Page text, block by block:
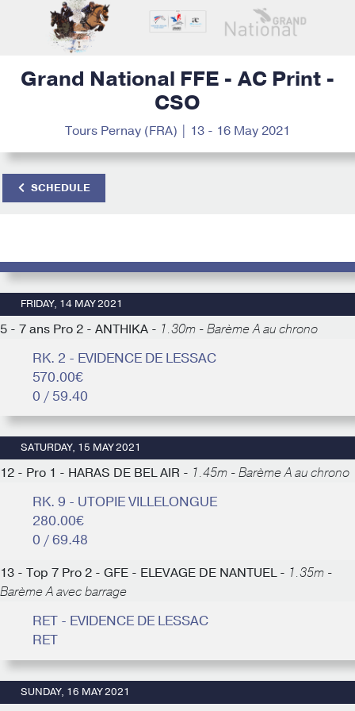
Grand National FFE - AC Print -
CSO
Tours Pernay (FRA) | 13 - 16 May 2021
SCHEDULE
FRIDAY, 14 MAY 2021
5 - 7 ans Pro 2 - ANTHIKA - 1.30m - Barème A au chrono
RK. 2 - EVIDENCE DE LESSAC
570.00€
0 / 59.40
SATURDAY, 15 MAY 2021
12 - Pro 1 - HARAS DE BEL AIR - 1.45m - Barème A au chrono
RK. 9 - UTOPIE VILLELONGUE
280.00€
0 / 69.48
13 - Top 7 Pro 2 - GFE - ELEVAGE DE NANTUEL - 1.35m -
Barème A avec barrage
RET - EVIDENCE DE LESSAC
RET
SUNDAY, 16 MAY 2021